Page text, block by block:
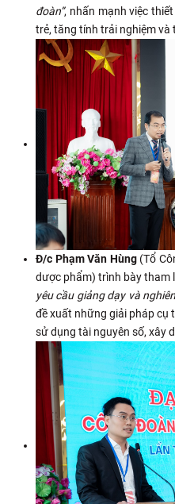
đoàn”, nhấn mạnh việc
trẻ, tăng tính trải nghiệm và
Đ/c Phạm Văn Hùng(Tổ
dược phẩm) trình bày tham
yêu cầu giảng dạy và
đề xuất những giải pháp cụ
sử dụng tài nguyên số, xây